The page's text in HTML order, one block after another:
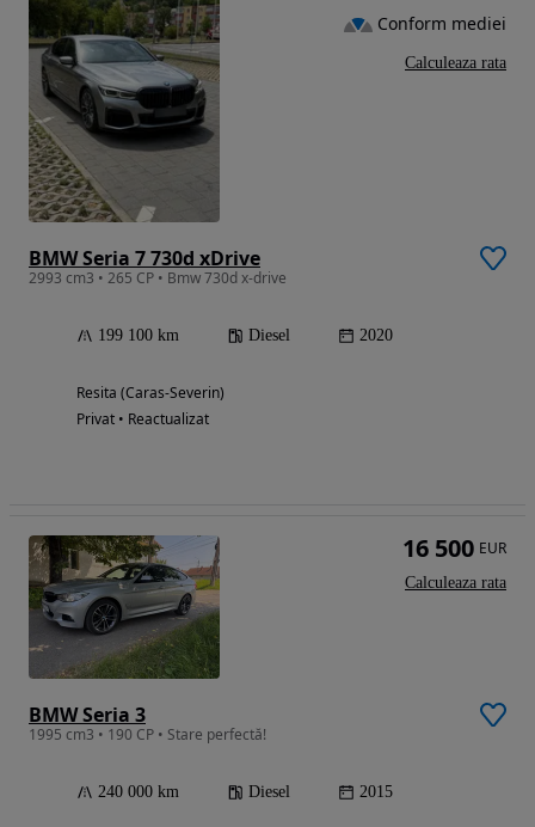
BMW Seria 7 730d xDrive
2993 cm3 • 265 CP • Bmw 730d x-drive
199 100 km Diesel 2020
Resita (Caras-Severin)
Privat • Reactualizat
Conform mediei
Calculeaza rata
BMW Seria 3
1995 cm3 • 190 CP • Stare perfectă!
240 000 km Diesel 2015
16 500 EUR
Calculeaza rata